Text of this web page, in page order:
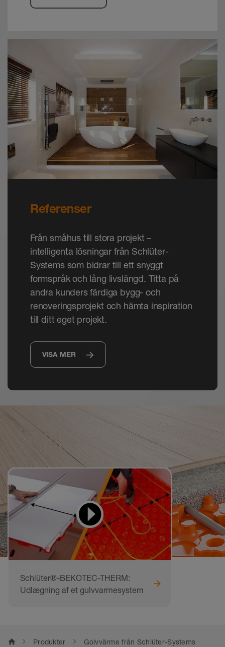
Referenser
Från småhus till stora projekt –
intelligenta lösningar från Schlüter-
Systems som bidrar till ett snyggt
formspråk och lång livslängd. Titta på
andra kunders färdiga bygg- och
renoveringsprojekt och hämta inspiration
till ditt eget projekt.
VISA MER
Videor för att lära sig
och göra efter
Schlüter®-BEKOTEC-THERM:
Udlægning af et gulvvarmesystem
home Produkter
Golvvärme från Schlüter-Systems